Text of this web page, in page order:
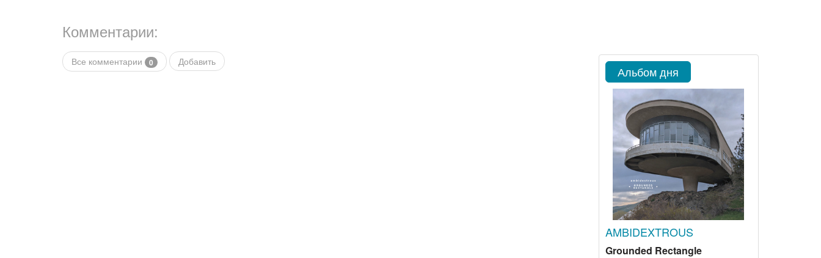
Комментарии:
Все комментарии 0 Добавить
Альбом дня
AMBIDEXTROUS
Grounded Rectangle